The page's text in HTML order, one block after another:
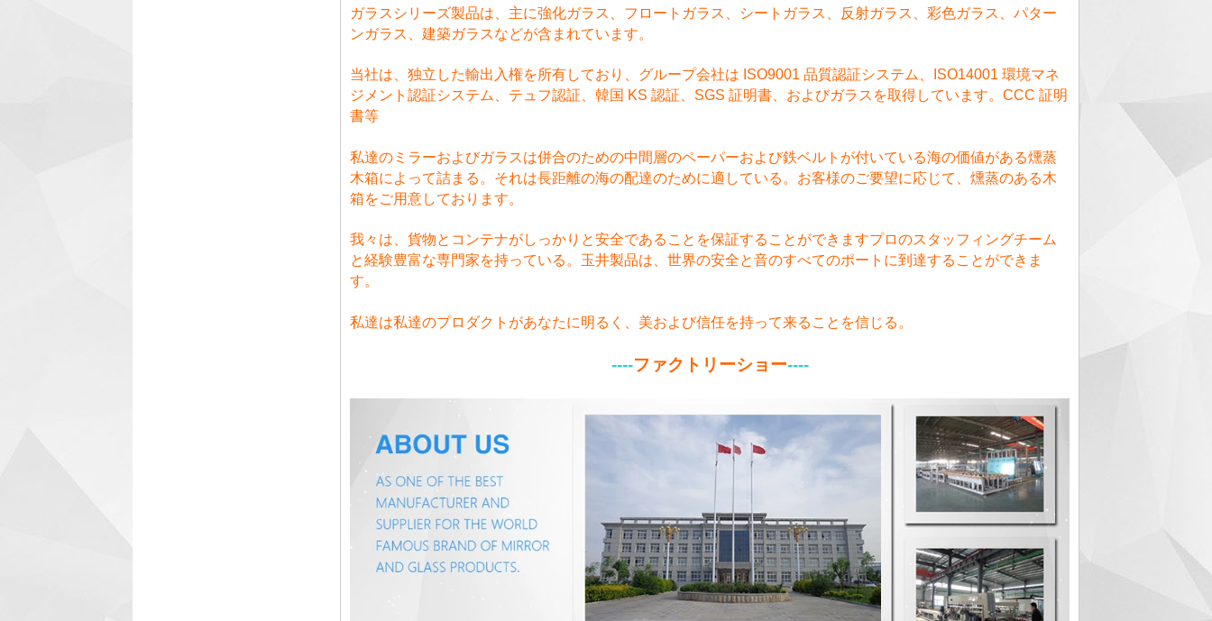
ガラスシリーズ製品は、主に強化ガラス、フロートガラス、シートガラス、反射ガラス、彩色ガラス、パター
ンガラス、建築ガラスなどが含まれています。
当社は、独立した輸出入権を所有しており、グループ会社は ISO9001 品質認証システム、ISO14001 環境マネ
ジメント認証システム、テュフ認証、韓国 KS 認証、SGS 証明書、およびガラスを取得しています。CCC 証明
書等
私達のミラーおよびガラスは併合のための中間層のペーパーおよび鉄ベルトが付いている海の価値がある燻蒸
木箱によって詰まる。それは長距離の海の配達のために適している。お客様のご要望に応じて、燻蒸のある木
箱をご用意しております。
我々は、貨物とコンテナがしっかりと安全であることを保証することができますプロのスタッフィングチーム
と経験豊富な専門家を持っている。玉井製品は、世界の安全と音のすべてのポートに到達することができま
す。
私達は私達のプロダクトがあなたに明るく、美および信任を持って来ることを信じる。
----ファクトリーショー----